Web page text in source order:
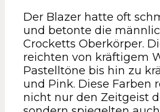
Der Blazer hatte oft
und betonte die
Crocketts Oberkörper.
reichten von kräftigem
Pastelltöne bis hin zu
und Pink. Diese Farben
nicht nur den Zeitgeist